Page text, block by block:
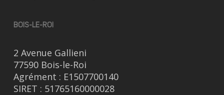
BOIS-LE-ROI
2 Avenue Gallieni
77590 Bois-le-Roi
Agrément : E1507700140
SIRET : 51765160000028